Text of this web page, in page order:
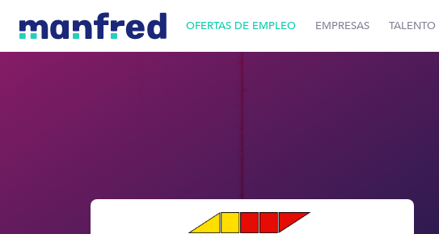
OFERTAS DE EMPLEO EMPRESAS TALENTO